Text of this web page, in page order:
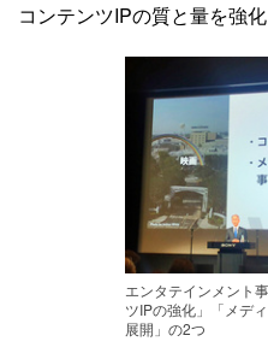
コンテンツIPの質と量を強化
エンタテインメント
ツIPの強化」「メデ
展開」の2つ